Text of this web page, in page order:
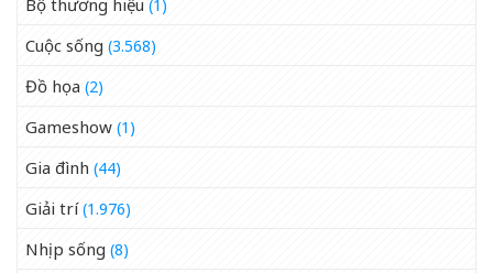
Bộ thương hiệu (1)
Cuộc sống (3.568)
Đồ họa (2)
Gameshow (1)
Gia đình (44)
Giải trí(1.976)
Nhịp sống (8)